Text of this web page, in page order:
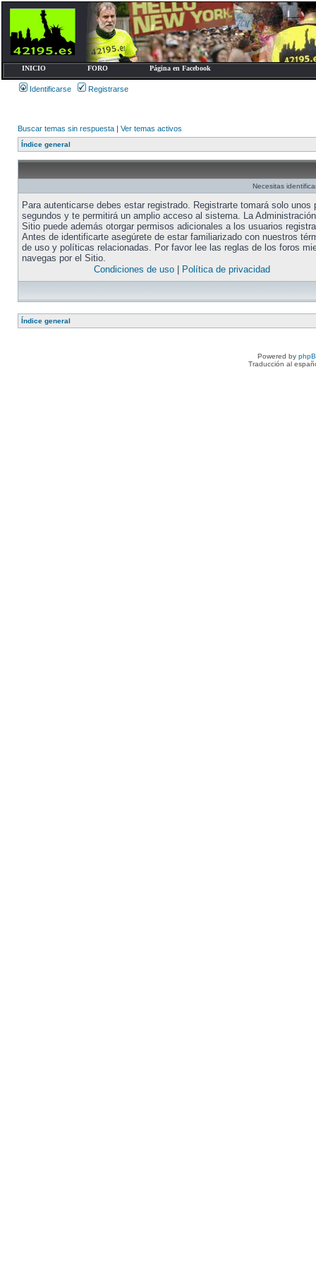
INICIO FORO Página en Facebook
Identificarse Registrarse
Buscar temas sin respuesta | Ver temas activos
Índice general
Necesitas
Para autenticarse debes estar registrado. Registrarte tomará solo unos
segundos y te permitirá un amplio acceso al sistema. La
Sitio puede además otorgar permisos adicionales a los usuarios
Antes de identificarte asegúrete de estar familiarizado con nuestros
de uso y políticas relacionadas. Por favor lee las reglas de los foros
navegas por el Sitio.
Condiciones de uso| Política de privacidad
Índice general
Powered by
Traducción al